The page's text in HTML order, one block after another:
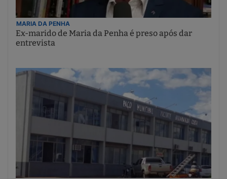
MARIA DA PENHA
Ex-marido de Maria da Penha é preso após dar
entrevista